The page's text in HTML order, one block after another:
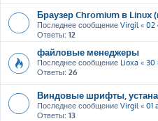
Браузер Chromium в
Последнее сообщение Virgil« 02
Ответы: 12
файловые менеджеры
Последнее сообщение Lioxa « 30
Ответы: 26
Виндовые шрифты,
Последнее сообщение Virgil« 01
Ответы: 13